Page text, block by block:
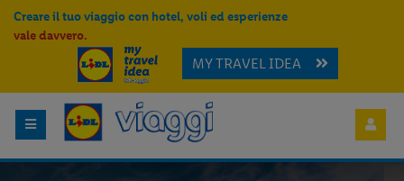
Creare il tuo viaggio con hotel, voli ed esperienze
vale davvero.
MY TRAVEL IDEA